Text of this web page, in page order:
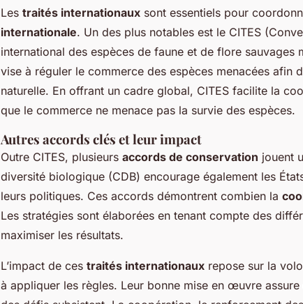
Les traités internationaux sont essentiels pour
internationale. Un des plus notables est le CITES
international des espèces de faune et de flore sauvages
vise à réguler le commerce des espèces menacées afin
naturelle. En offrant un cadre global, CITES facilite la
que le commerce ne menace pas la survie des espèces.
Autres accords clés et leur impact
Outre CITES, plusieurs accords de conservation jouent
diversité biologique (CDB) encourage également les
leurs politiques. Ces accords démontrent combien la
Les stratégies sont élaborées en tenant compte des
maximiser les résultats.
L’impact de ces traités internationaux repose sur la
à appliquer les règles. Leur bonne mise en œuvre